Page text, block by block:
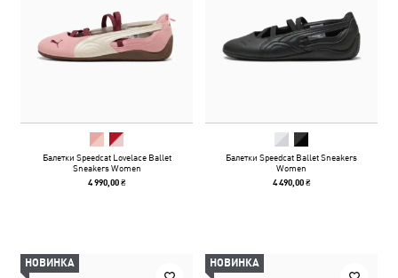
Балетки Speedcat Lovelace Ballet
Sneakers Women
4 990,00 ₴
Балетки Speedcat Ballet Sneakers
Women
4 490,00 ₴
НОВИНКА НОВИНКА